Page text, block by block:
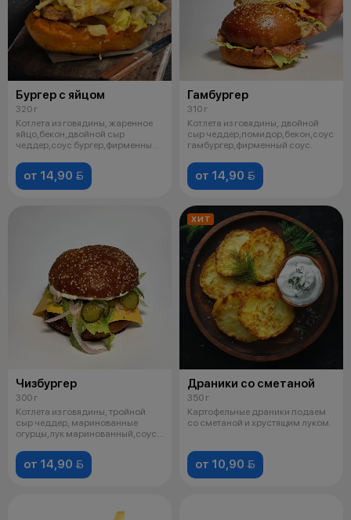
Бургер с яйцом
320 г
Котлета из говядины, жаренное
яйцо,бекон,двойной сыр
чеддер,соус бургер,фирменный
от 14,90 
Гамбургер
310 г
Котлета из говядины, двойной
сыр чеддер,помидор,бекон,соус
гамбургер,фирменный соус.
от 14,90 
Чизбургер
300 г
Котлета из говядины, тройной
сыр чеддер, маринованные
огурцы,лук маринованный,соус
от 14,90 
ХИТ
Драники со сметаной
350 г
Картофельные драники подаем
со сметаной и хрустящим луком.
от 10,90 